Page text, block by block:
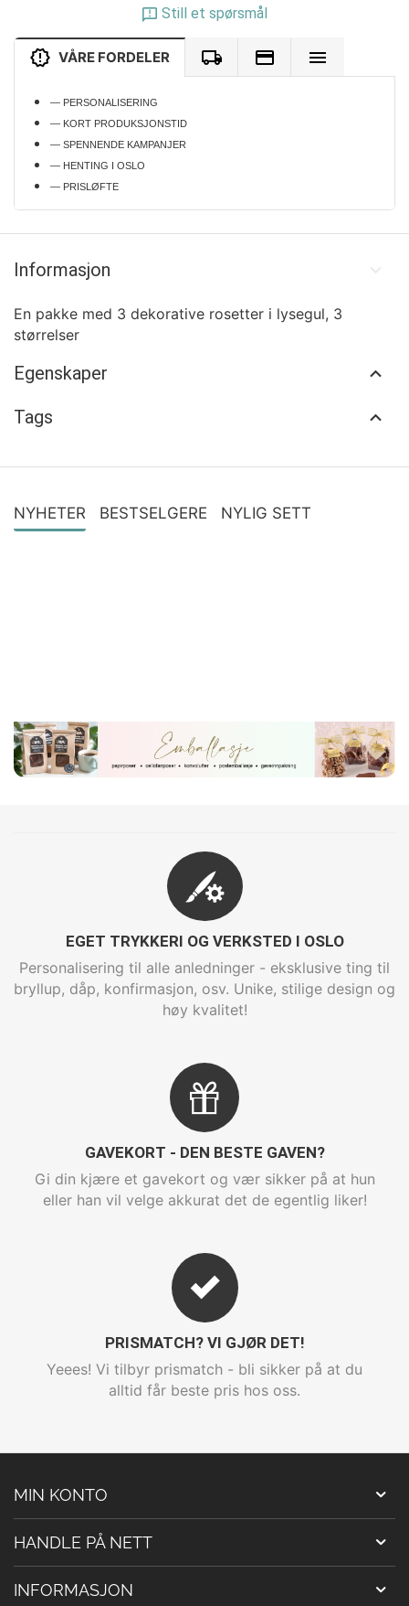
Still et spørsmål
VÅRE FORDELER
— PERSONALISERING
— KORT PRODUKSJONSTID
— SPENNENDE KAMPANJER
— HENTING I OSLO
— PRISLØFTE
Informasjon
En pakke med 3 dekorative rosetter i lysegul, 3
størrelser
Egenskaper
Tags
NYHETER BESTSELGERE NYLIG SETT
EGET TRYKKERI OG VERKSTED I OSLO
Personalisering til alle anledninger - eksklusive ting til
bryllup, dåp, konfirmasjon, osv. Unike, stilige design og
høy kvalitet!
GAVEKORT - DEN BESTE GAVEN?
Gi din kjære et gavekort og vær sikker på at hun
eller han vil velge akkurat det de egentlig liker!
PRISMATCH? VI GJØR DET!
Yeees! Vi tilbyr prismatch - bli sikker på at du
alltid får beste pris hos oss.
MIN KONTO
HANDLE PÅ NETT
INFORMASJON